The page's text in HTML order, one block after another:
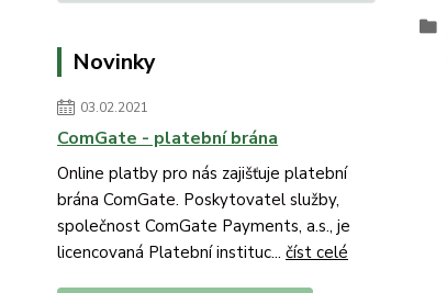
Novinky
03.02.2021
ComGate - platební brána
Online platby pro nás zajišťuje platební
brána ComGate. Poskytovatel služby,
společnost ComGate Payments, a.s., je
licencovaná Platební instituc... číst celé